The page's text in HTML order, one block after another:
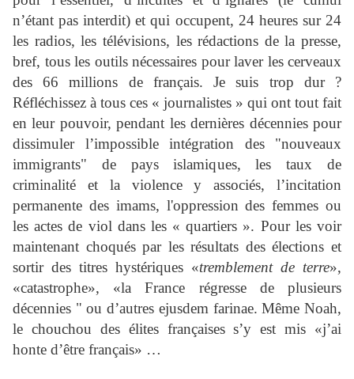
n’étant pas interdit) et qui occupent, 24 heures sur 24
les radios, les télévisions, les rédactions de la presse,
bref, tous les outils nécessaires pour laver les cerveaux
des 66 millions de français. Je suis trop dur ?
Réfléchissez à tous ces « journalistes » qui ont tout fait
en leur pouvoir, pendant les dernières décennies pour
dissimuler l’impossible intégration des "nouveaux
immigrants" de pays islamiques, les taux de
criminalité et la violence y associés, l’incitation
permanente des imams, l'oppression des femmes ou
les actes de viol dans les « quartiers ». Pour les voir
maintenant choqués par les résultats des élections et
sortir des titres hystériques «tremblement de terre»,
«catastrophe», «la France régresse de plusieurs
décennies " ou d’autres ejusdem farinae. Même Noah,
le chouchou des élites françaises s’y est mis «j’ai
honte d’être français» …